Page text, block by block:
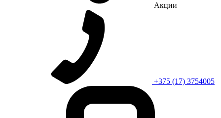
Акции
+375 (17) 3754005